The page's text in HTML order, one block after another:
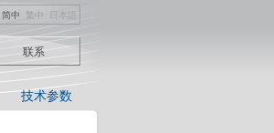
联系
简中 繁中 日本語
技术参数